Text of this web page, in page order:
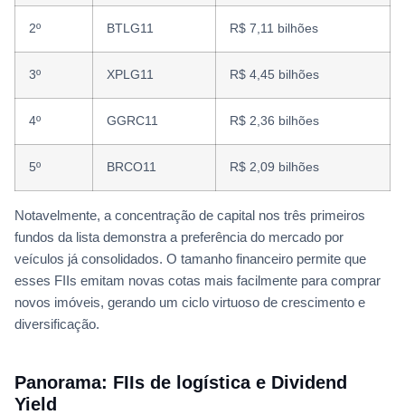
2º BTLG11 R$ 7,11 bilhões
3º XPLG11 R$ 4,45 bilhões
4º GGRC11 R$ 2,36 bilhões
5º BRCO11 R$ 2,09 bilhões
Notavelmente, a concentração de capital nos três primeiros
fundos da lista demonstra a preferência do mercado por
veículos já consolidados. O tamanho financeiro permite que
esses FIIs emitam novas cotas mais facilmente para comprar
novos imóveis, gerando um ciclo virtuoso de crescimento e
diversificação.
Panorama: FIIs de logística e Dividend
Yield